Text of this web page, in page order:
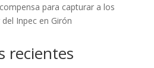
para capturar a los
Inpec en Girón
recientes